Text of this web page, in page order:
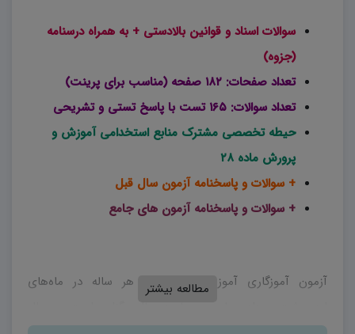
سوالات اسناد و قوانین بالادستی + به همراه درسنامه
(جزوه)
تعداد صفحات: ۱۸۲ صفحه (مناسب برای پرینت)
تعداد سوالات: ۱۶۵ تست با پاسخ تستی و تشریحی
حیطه تخصصی مشترک منابع استخدامی آموزش و
پرورش ماده ۲۸
+ سوالات و پاسخنامه آزمون سال قبل
+ سوالات و پاسخنامه آزمون های جامع
آزمون آموزگاری آموزش و پرورش، هر ساله در ماه‌های
مطالعه بیشتر